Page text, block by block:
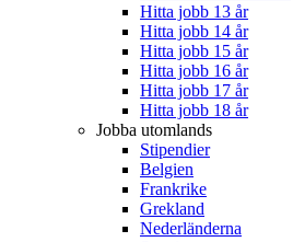
Hitta jobb 13 år
Hitta jobb 14 år
Hitta jobb 15 år
Hitta jobb 16 år
Hitta jobb 17 år
Hitta jobb 18 år
Jobba utomlands
Stipendier
Belgien
Frankrike
Grekland
Nederländerna